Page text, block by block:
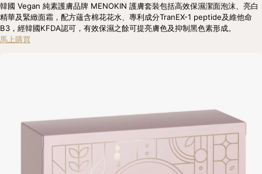
韓國 Vegan 純素護膚品牌 MENOKIN 護膚套裝包括高效保濕潔面泡沫、亮白
精華及緊緻面霜，配方蘊含棉花花水、專利成分TranEX-1 peptide及維他命
B3，經韓國KFDA認可，有效保濕之餘可提亮膚色及抑制黑色素形成。
馬上購買